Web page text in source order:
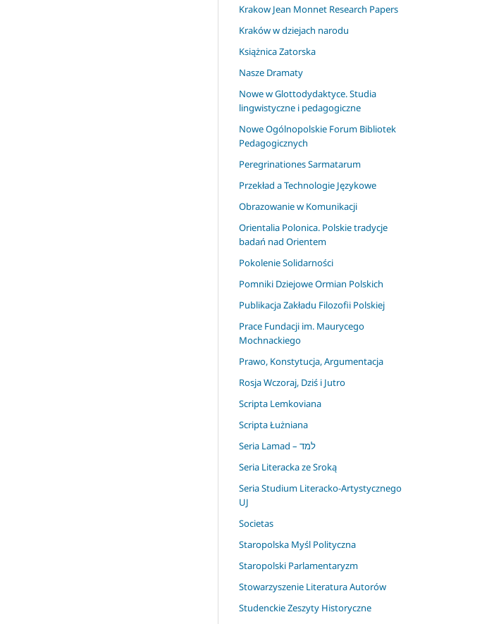
Krakow Jean Monnet Research Papers
Kraków w dziejach narodu
Książnica Zatorska
Nasze Dramaty
Nowe w Glottodydaktyce. Studia
lingwistyczne i pedagogiczne
Nowe Ogólnopolskie Forum Bibliotek
Pedagogicznych
Peregrinationes Sarmatarum
Przekład a Technologie Językowe
Obrazowanie w Komunikacji
Orientalia Polonica. Polskie tradycje
badań nad Orientem
Pokolenie Solidarności
Pomniki Dziejowe Ormian Polskich
Publikacja Zakładu Filozofii Polskiej
Prace Fundacji im. Maurycego
Mochnackiego
Prawo, Konstytucja, Argumentacja
Rosja Wczoraj, Dziś i Jutro
Scripta Lemkoviana
Scripta Łużniana
Seria Lamad – למד
Seria Literacka ze Sroką
Seria Studium Literacko-Artystycznego
UJ
Societas
Staropolska Myśl Polityczna
Staropolski Parlamentaryzm
Stowarzyszenie Literatura Autorów
Studenckie Zeszyty Historyczne